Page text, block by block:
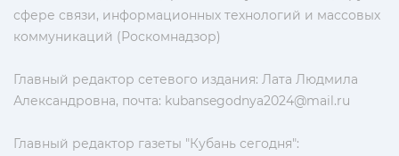
сфере связи, информационных технологий и массовых
коммуникаций (Роскомнадзор)
Главный редактор сетевого издания: Лата Людмила
Александровна, почта: kubansegodnya2024@mail.ru
Главный редактор газеты "Кубань сегодня":